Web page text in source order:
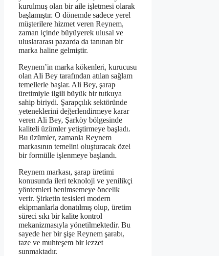
kurulmuş olan bir aile işletmesi olarak
başlamıştır. O dönemde sadece yerel
müşterilere hizmet veren Reynem,
zaman içinde büyüyerek ulusal ve
uluslararası pazarda da tanınan bir
marka haline gelmiştir.
Reynem’in marka kökenleri, kurucusu
olan Ali Bey tarafından atılan sağlam
temellerle başlar. Ali Bey, şarap
üretimiyle ilgili büyük bir tutkuya
sahip biriydi. Şarapçılık sektöründe
yeteneklerini değerlendirmeye karar
veren Ali Bey, Şarköy bölgesinde
kaliteli üzümler yetiştirmeye başladı.
Bu üzümler, zamanla Reynem
markasının temelini oluşturacak özel
bir formülle işlenmeye başlandı.
Reynem markası, şarap üretimi
konusunda ileri teknoloji ve yenilikçi
yöntemleri benimsemeye öncelik
verir. Şirketin tesisleri modern
ekipmanlarla donatılmış olup, üretim
süreci sıkı bir kalite kontrol
mekanizmasıyla yönetilmektedir. Bu
sayede her bir şişe Reynem şarabı,
taze ve muhteşem bir lezzet
sunmaktadır.